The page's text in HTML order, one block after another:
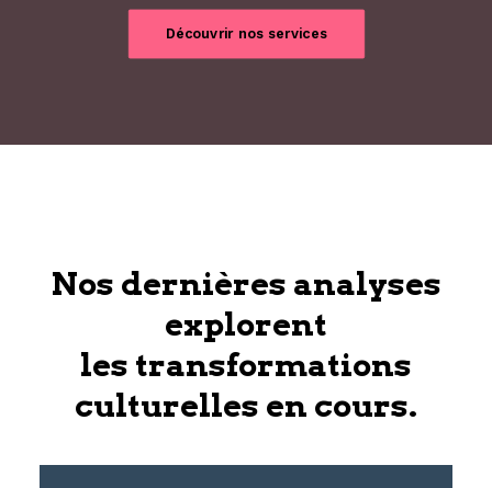
Découvrir nos services
Nos dernières analyses
explorent
les transformations
culturelles en cours.